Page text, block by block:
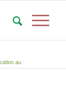
au